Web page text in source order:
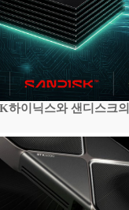
하이닉스와 샌디스크